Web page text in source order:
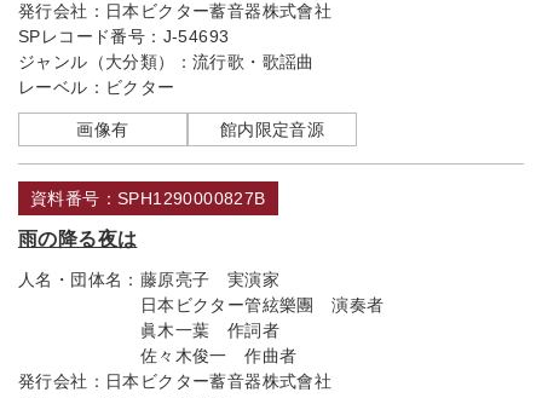
発行会社： 日本ビクター蓄音器株式會社
SPレコード番号： J-54693
ジャンル（大分類）： 流行歌・歌謡曲
レーベル： ビクター
画像有 館内限定音源
資料番号：SPH1290000827B
雨の降る夜は
人名・団体名： 藤原亮子 実演家
日本ビクター管絃樂團 演奏者
眞木一葉 作詞者
佐々木俊一 作曲者
発行会社： 日本ビクター蓄音器株式會社